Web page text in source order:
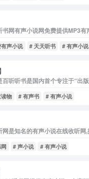
声小说 # 天天听书 # 有声小说
物 # 有声书 # 有声小说
# 声小说 # 有声小说